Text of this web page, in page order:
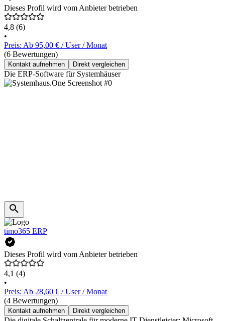
Dieses Profil wird vom Anbieter betrieben
4,8 (6)
•
Preis: Ab 95,00 € / User / Monat
(6 Bewertungen)
Kontakt aufnehmen Direkt vergleichen
Die ERP-Software für Systemhäuser
timo365 ERP
Dieses Profil wird vom Anbieter betrieben
4,1 (4)
•
Preis: Ab 28,60 € / User / Monat
(4 Bewertungen)
Kontakt aufnehmen Direkt vergleichen